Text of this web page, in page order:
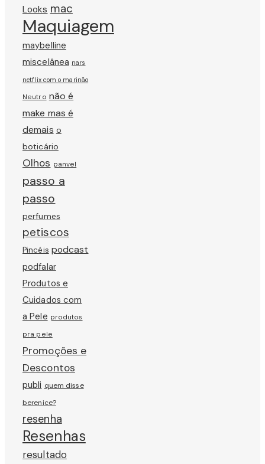
Looks mac
Maquiagem
maybelline
miscelânea nars
netflix com o marinão
Neutro não é
make mas é
demais o
boticário
Olhos panvel
passo a
passo
perfumes
petiscos
Pincéis podcast
podfalar
Produtos e
Cuidados com
a Pele produtos
pra pele
Promoções e
Descontos
publi quem disse
berenice?
resenha
Resenhas
resultado